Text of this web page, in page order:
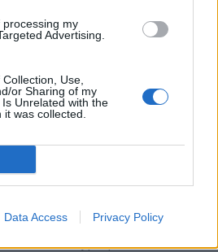
my
Advertising.
Use,
or Sharing of my
Unrelated with the
was collected.
Data Access Privacy Policy
memorandum
pomoc
Následující článek